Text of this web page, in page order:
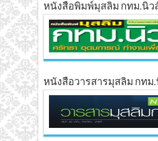
หนังสือพิมพ์มุสลิม กทม.นิว
หนังสือวารสารมุสลิม กทม